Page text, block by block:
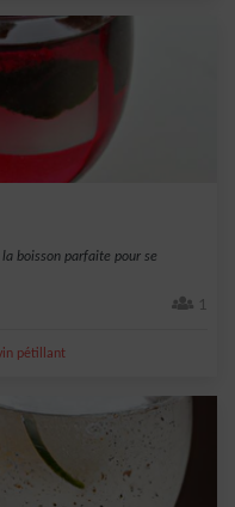
boisson parfaite pour se
1
pétillant